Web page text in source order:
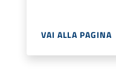
VAI ALLA PAGINA